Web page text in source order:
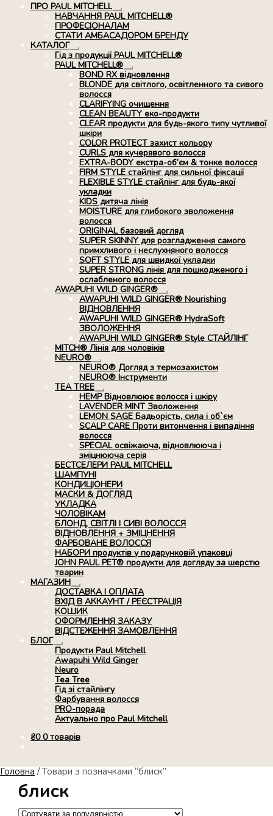
ПРО PAUL MITCHELL
Розгорнуте
вкладене
меню
НАВЧАННЯ PAUL MITCHELL®
ПРОФЕСІОНАЛАМ
СТАТИ АМБАСАДОРОМ БРЕНДУ
КАТАЛОГ
Розгорнуте
вкладене
меню
Гід з продукції PAUL MITCHELL®
PAUL MITCHELL®
Розгорнуте
вкладене
меню
BOND RX вiдновлення
BLONDE для світлого, освітленного та сивого
волосся
CLARIFYING очищення
CLEAN BEAUTY еко-продукти
CLEAR продукти для будь-якого типу чутливої
шкіри
COLOR PROTECT захист кольору
CURLS для кучерявого волосся
EXTRA-BODY екстра-об’єм & тонке волосся
FIRM STYLE стайлінг для сильної фіксації
FLEXIBLE STYLE стайлінг для будь-якої
укладки
KIDS дитяча лінія
MOISTURE для глибокого зволоження
волосся
ORIGINAL базовий догляд
SUPER SKINNY для розгладження самого
примхливого і неслухняного волосся
SOFT STYLE для швидкої укладки
SUPER STRONG лінія для пошкодженого і
ослабленого волосся
AWAPUHI WILD GINGER®
Розгорнуте
вкладене
меню
AWAPUHI WILD GINGER® Nourishing
ВІДНОВЛЕННЯ
AWAPUHI WILD GINGER® HydraSoft
ЗВОЛОЖЕННЯ
AWAPUHI WILD GINGER® Style СТАЙЛІНГ
MITCH® Лінія для чоловіків
NEURO®
Розгорнуте
вкладене
меню
NEURO® Догляд з термозахистом
NEURO® Інструменти
TEA TREE
Розгорнуте
вкладене
меню
HEMP Відновлюює волосся і шкіру
LAVENDER MINT Зволоження
LEMON SAGE Бадьорість, сила і об`єм
SCALP CARE Проти витончення і випадіння
волосся
SPECIAL освіжаюча, відновлююча і
зміцнююча серія
БЕСТСЕЛЕРИ PAUL MITCHELL
ШАМПУНІ
КОНДИЦІОНЕРИ
МАСКИ & ДОГЛЯД
УКЛАДКА
ЧОЛОВІКАМ
БЛОНД, СВІТЛІ І СИВІ ВОЛОССЯ
ВІДНОВЛЕННЯ + ЗМІЦНЕННЯ
ФАРБОВАНЕ ВОЛОССЯ
НАБОРИ продуктів у подарунковій упаковці
JOHN PAUL PET® продукти для догляду за шерстю
тварин
МАГАЗИН
Розгорнуте
вкладене
меню
ДОСТАВКА І ОПЛАТА
ВХІД В АККАУНТ / РЕЄСТРАЦІЯ
КОШИК
ОФОРМЛЕННЯ ЗАКАЗУ
ВІДСТЕЖЕННЯ ЗАМОВЛЕННЯ
БЛОГ
Розгорнуте
вкладене
меню
Продукти Paul Mitchell
Awapuhi Wild Ginger
Neuro
Tea Tree
Гід зі стайлінгу
Фарбування волосся
PRO-порада
Актуально про Paul Mitchell
₴0 0 товарів
Головна /Товари з позначками “блиск”
блиск